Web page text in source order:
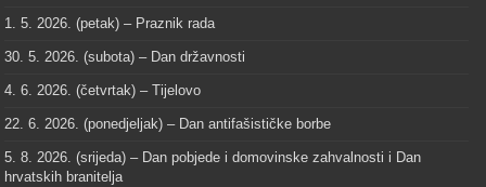
1. 5. 2026. (petak) – Praznik rada
30. 5. 2026. (subota) – Dan državnosti
4. 6. 2026. (četvrtak) – Tijelovo
22. 6. 2026. (ponedjeljak) – Dan antifašističke borbe
5. 8. 2026. (srijeda) – Dan pobjede i domovinske zahvalnosti i Dan
hrvatskih branitelja